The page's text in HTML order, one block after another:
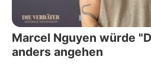
Marcel Nguyen würde
anders angehen